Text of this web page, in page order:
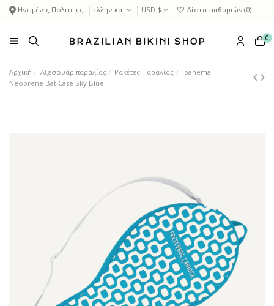
Ηνωμένες Πολιτείες ελληνικά USD $ Λίστα επιθυμιών (0)
0
Αρχική Αξεσουάρ παραλίας Ρακέτες Παραλίας
Ipanema
Neoprene Bat Case Sky Blue